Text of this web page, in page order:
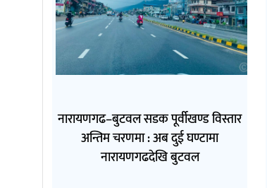
नारायणगढ–बुटवल सडक पूर्वीखण्ड विस्तार
अन्तिम चरणमा : अब दुई घण्टामा
नारायणगढदेखि बुटवल